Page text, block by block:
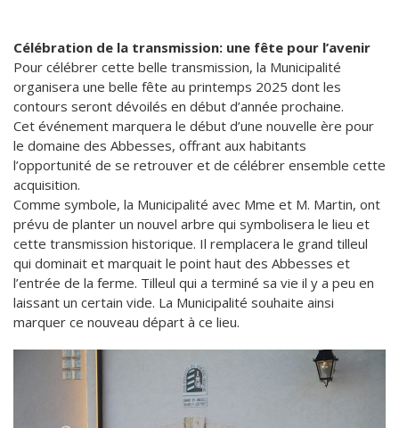
Célébration de la transmission: une fête pour l’avenir
Pour célébrer cette belle transmission, la Municipalité
organisera une belle fête au printemps 2025 dont les
contours seront dévoilés en début d’année prochaine.
Cet événement marquera le début d’une nouvelle ère pour
le domaine des Abbesses, offrant aux habitants
l’opportunité de se retrouver et de célébrer ensemble cette
acquisition.
Comme symbole, la Municipalité avec Mme et M. Martin, ont
prévu de planter un nouvel arbre qui symbolisera le lieu et
cette transmission historique. Il remplacera le grand tilleul
qui dominait et marquait le point haut des Abbesses et
l’entrée de la ferme. Tilleul qui a terminé sa vie il y a peu en
laissant un certain vide. La Municipalité souhaite ainsi
marquer ce nouveau départ à ce lieu.